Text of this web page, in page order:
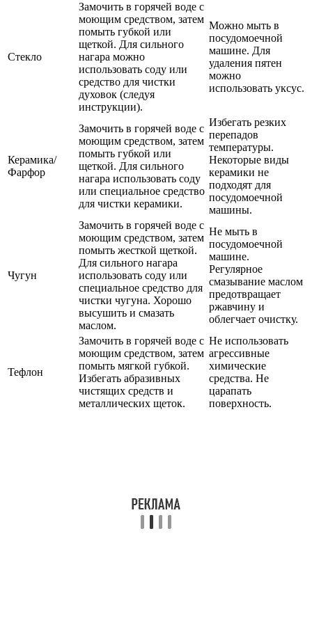
Стекло
Замочить в горячей воде с
моющим средством, затем
помыть губкой или
щеткой. Для сильного
нагара можно
использовать соду или
средство для чистки
духовок (следуя
инструкции).
Можно мыть в
посудомоечной
машине. Для
удаления пятен
можно
использовать уксус.
Керамика/
Фарфор
Замочить в горячей воде с
моющим средством, затем
помыть губкой или
щеткой. Для сильного
нагара использовать соду
или специальное средство
для чистки керамики.
Избегать резких
перепадов
температуры.
Некоторые виды
керамики не
подходят для
посудомоечной
машины.
Чугун
Замочить в горячей воде с
моющим средством, затем
помыть жесткой щеткой.
Для сильного нагара
использовать соду или
специальное средство для
чистки чугуна. Хорошо
высушить и смазать
маслом.
Не мыть в
посудомоечной
машине.
Регулярное
смазывание маслом
предотвращает
ржавчину и
облегчает очистку.
Тефлон
Замочить в горячей воде с
моющим средством, затем
помыть мягкой губкой.
Избегать абразивных
чистящих средств и
металлических щеток.
Не использовать
агрессивные
химические
средства. Не
царапать
поверхность.